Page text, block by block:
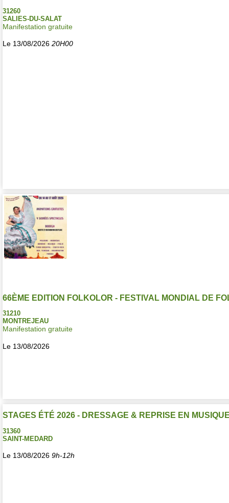
31260
SALIES-DU-SALAT
Manifestation gratuite
Le 13/08/2026 20H00
66ÈME EDITION FOLKOLOR - FESTIVAL MONDIAL DE
31210
MONTREJEAU
Manifestation gratuite
Le 13/08/2026
STAGES ÉTÉ 2026 - DRESSAGE & REPRISE EN
31360
SAINT-MEDARD
Le 13/08/2026 9h-12h